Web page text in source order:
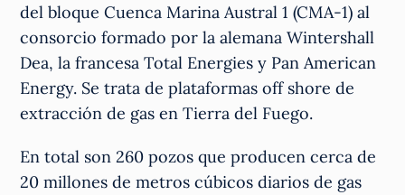
del bloque Cuenca Marina Austral 1 (CMA-1) al
consorcio formado por la alemana Wintershall
Dea, la francesa Total Energies y Pan American
Energy. Se trata de plataformas off shore de
extracción de gas en Tierra del Fuego.
En total son 260 pozos que producen cerca de
20 millones de metros cúbicos diarios de gas